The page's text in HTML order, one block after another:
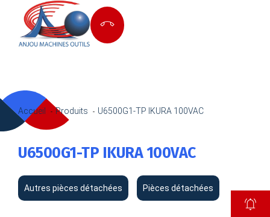
Accueil Produits U6500G1-TP IKURA 100VAC
U6500G1-TP IKURA 100VAC
Autres pièces détachées Pièces détachées